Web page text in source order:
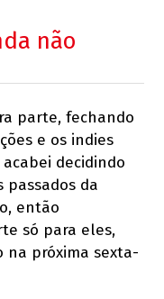
não
parte, fechando
e os indies
decidindo
passados da
então
só para eles,
na próxima sexta-